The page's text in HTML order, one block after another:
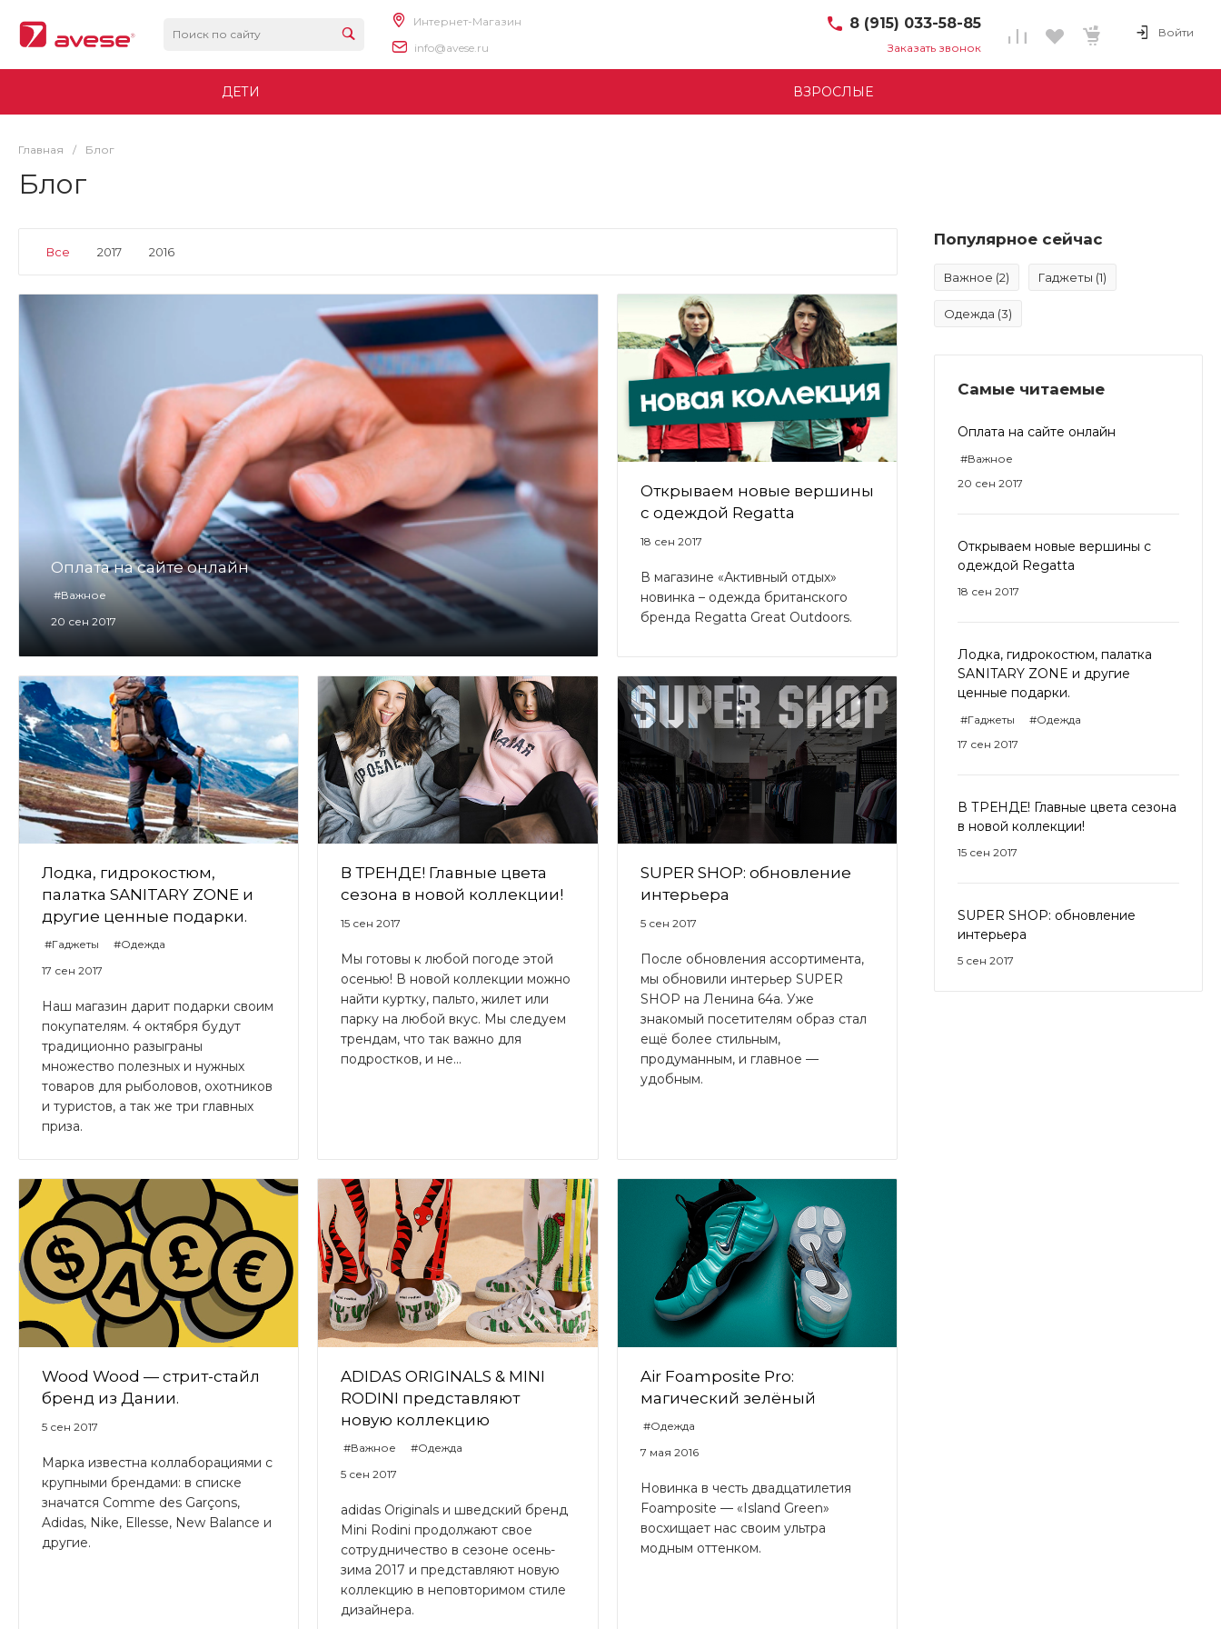
Интернет-Магазин
info@avese.ru
8 (915) 033-58-85
8 (915) 033-58-85
Интернет-Магазин
Заказать звонок
Войти
ДЕТИ ВЗРОСЛЫЕ
Главная / Блог
Блог
Популярное сейчас
Важное (2) Гаджеты (1)
Одежда (3)
Самые читаемые
Оплата на сайте онлайн
#Важное
20 сен 2017
Открываем новые вершины с
одеждой Regatta
18 сен 2017
Лодка, гидрокостюм, палатка
SANITARY ZONE и другие
ценные подарки.
#Гаджеты
#Одежда
17 сен 2017
В ТРЕНДЕ! Главные цвета сезона
в новой коллекции!
15 сен 2017
SUPER SHOP: обновление
интерьера
5 сен 2017
Все 2017 2016
Оплата на сайте онлайн
#Важное
20 сен 2017
Открываем новые вершины
с одеждой Regatta
18 сен 2017
В магазине «Активный отдых»
новинка – одежда британского
бренда Regatta Great Outdoors.
Лодка, гидрокостюм,
палатка SANITARY ZONE и
другие ценные подарки.
#Гаджеты
#Одежда
17 сен 2017
Наш магазин дарит подарки своим
покупателям. 4 октября будут
традиционно разыграны
множество полезных и нужных
товаров для рыболовов, охотников
и туристов, а так же три главных
приза.
В ТРЕНДЕ! Главные цвета
сезона в новой коллекции!
15 сен 2017
Мы готовы к любой погоде этой
осенью! В новой коллекции можно
найти куртку, пальто, жилет или
парку на любой вкус. Мы следуем
трендам, что так важно для
подростков, и не...
SUPER SHOP: обновление
интерьера
5 сен 2017
После обновления ассортимента,
мы обновили интерьер SUPER
SHOP на Ленина 64а. Уже
знакомый посетителям образ стал
ещё более стильным,
продуманным, и главное —
удобным.
Wood Wood — стрит-стайл
бренд из Дании.
5 сен 2017
Марка известна коллаборациями с
крупными брендами: в списке
значатся Comme des Garçons,
Adidas, Nike, Ellesse, New Balance и
другие.
ADIDAS ORIGINALS & MINI
RODINI представляют
новую коллекцию
#Важное
#Одежда
5 сен 2017
adidas Originals и шведский бренд
Mini Rodini продолжают свое
сотрудничество в сезоне осень-
зима 2017 и представляют новую
коллекцию в неповторимом стиле
дизайнера.
Air Foamposite Pro:
магический зелёный
#Одежда
7 мая 2016
Новинка в честь двадцатилетия
Foamposite — «Island Green»
восхищает нас своим ультра
модным оттенком.